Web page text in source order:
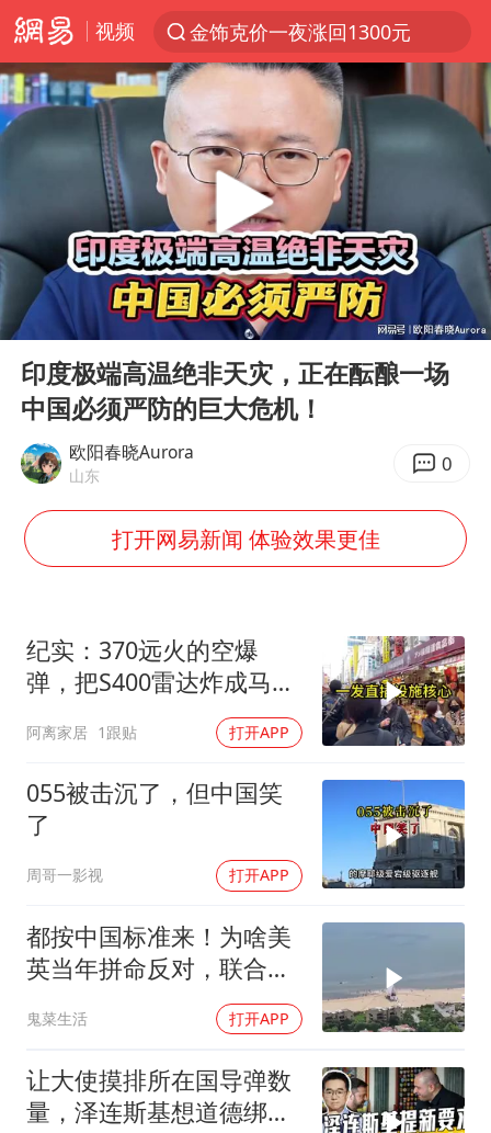
视频
金饰克价一夜涨回1300元
解锁各地夏日限定体验
峰哥 汪海林
河南重大刑事案嫌疑人落网
黄金创今年来最大单周涨幅
视频丨中国东方电气集团原党组副书记、董事宋致远被查
梁家辉：到内地拍戏不是北上是回归
白海豚将正面袭击贯穿浙江
酒店回应车内过夜被收150元
牛津大学一纸声明甩不了锅
网传《披荆斩棘2026》名单
女主硬加吻戏短剧已下架
浙江台州《告全体市民书》
香港宏福苑火灾或由烟头引起
人民的健康、体质、幸福一脉相承
Play
00:00 12:33
印度极端高温绝非天灾，正在酝酿一场
中国必须严防的巨大危机！
欧阳春晓Aurora
山东 0
打开网易新闻 体验效果更佳
纪实：370远火的空爆
弹，把S400雷达炸成马蜂
窝，靶标惨状让台军急眼
了
阿离家居 1跟贴 打开APP
055被击沉了，但中国笑
了
周哥一影视 打开APP
都按中国标准来！为啥美
英当年拼命反对，联合国
鬼菜生活 打开APP
让大使摸排所在国导弹数
量，泽连斯基想道德绑架